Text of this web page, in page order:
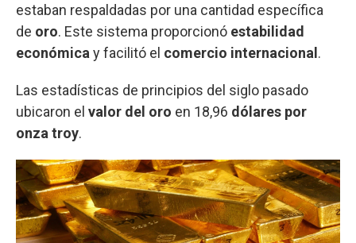
estaban respaldadas por una cantidad específica
de oro. Este sistema proporcionó estabilidad
económica y facilitó el comercio internacional .
Las estadísticas de principios del siglo pasado
ubicaron el valor del oro en 18,96 dólares por
onza troy.